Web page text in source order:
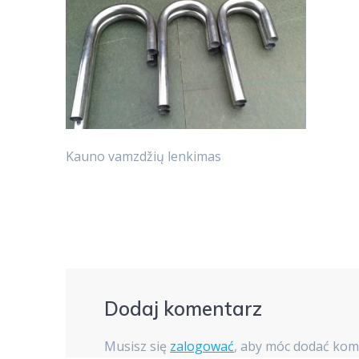
Kauno vamzdžių lenkimas
Dodaj komentarz
Musisz się zalogować, aby móc dodać